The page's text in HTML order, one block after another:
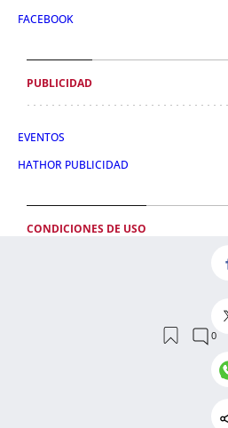
FACEBOOK
PUBLICIDAD
EVENTOS
HATHOR PUBLICIDAD
CONDICIONES DE USO